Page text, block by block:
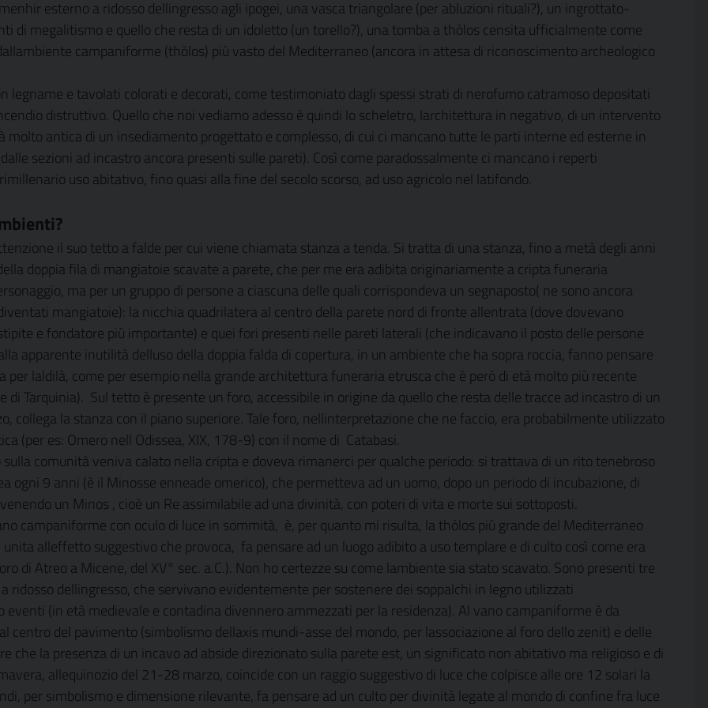
esterno a ridosso dellingresso agli ipogei, una vasca triangolare (per abluzioni rituali?), un ingrottato-
di megalitismo e quello che resta di un idoletto (un torello?), una tomba a thòlos censita ufficialmente come
campaniforme (thòlos) più vasto del Mediterraneo (ancora in attesa di riconoscimento archeologico
legname e tavolati colorati e decorati, come testimoniato dagli spessi strati di nerofumo catramoso depositati
distruttivo. Quello che noi vediamo adesso è quindi lo scheletro, larchitettura in negativo, di un intervento
antica di un insediamento progettato e complesso, di cui ci mancano tutte le parti interne ed esterne in
sezioni ad incastro ancora presenti sulle pareti). Così come paradossalmente ci mancano i reperti
uso abitativo, fino quasi alla fine del secolo scorso, ad uso agricolo nel latifondo.
il suo tetto a falde per cui viene chiamata stanza a tenda. Si tratta di una stanza, fino a metà degli anni
doppia fila di mangiatoie scavate a parete, che per me era adibita originariamente a cripta funeraria
ma per un gruppo di persone a ciascuna delle quali corrispondeva un segnaposto( ne sono ancora
mangiatoie): la nicchia quadrilatera al centro della parete nord di fronte allentrata (dove dovevano
e fondatore più importante) e quei fori presenti nelle pareti laterali (che indicavano il posto delle persone
apparente inutilità delluso della doppia falda di copertura, in un ambiente che ha sopra roccia, fanno pensare
laldilà, come per esempio nella grande architettura funeraria etrusca che è però di età molto più recente
di Tarquinia). Sul tetto è presente un foro, accessibile in origine da quello che resta delle tracce ad incastro di un
collega la stanza con il piano superiore. Tale foro, nellinterpretazione che ne faccio, era probabilmente utilizzato
(per es: Omero nell Odissea, XIX, 178-9) con il nome di Catabasi.
comunità veniva calato nella cripta e doveva rimanerci per qualche periodo: si trattava di un rito tenebroso
9 anni (è il Minosse enneade omerico), che permetteva ad un uomo, dopo un periodo di incubazione, di
un Minos , cioè un Re assimilabile ad una divinità, con poteri di vita e morte sui sottoposti.
campaniforme con oculo di luce in sommità, è, per quanto mi risulta, la thòlos più grande del Mediterraneo
alleffetto suggestivo che provoca, fa pensare ad un luogo adibito a uso templare e di culto così come era
di Atreo a Micene, del XV° sec. a.C.). Non ho certezze su come lambiente sia stato scavato. Sono presenti tre
ridosso dellingresso, che servivano evidentemente per sostenere dei soppalchi in legno utilizzati
(in età medievale e contadina divennero ammezzati per la residenza). Al vano campaniforme è da
del pavimento (simbolismo dellaxis mundi-asse del mondo, per lassociazione al foro dello zenit) e delle
che la presenza di un incavo ad abside direzionato sulla parete est, un significato non abitativo ma religioso e di
allequinozio del 21-28 marzo, coincide con un raggio suggestivo di luce che colpisce alle ore 12 solari la
per simbolismo e dimensione rilevante, fa pensare ad un culto per divinità legate al mondo di confine fra luce